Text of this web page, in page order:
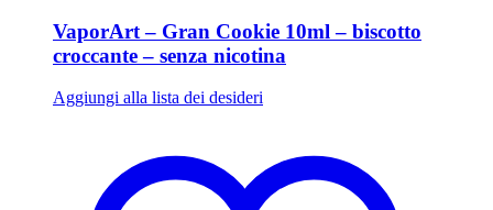
VaporArt – Gran Cookie 10ml – biscotto
croccante – senza nicotina
Aggiungi alla lista dei desideri